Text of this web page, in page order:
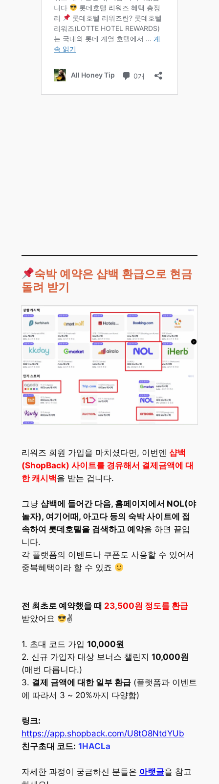
숙박 예약은 샵백 환급으로 현금
돌려 받기
리워즈 회원 가입을 마치셨다면, 이번엔 샵백
(ShopBack) 사이트를 경유해서 결제금액에 대
한 캐시백을 받는 겁니다.
그냥 샵백에 들어간 다음, 홈페이지에서 NOL(야
놀자), 여기어때, 아고다 등의 숙박 사이트에 접
속하여 롯데호텔을 검색하고 예약을 하면 끝입
니다.
각 플랫폼의 이벤트나 쿠폰도 사용할 수 있어서
중복혜택이라 할 수 있죠
전 최초로 예약했을 때 23,500원 정도를 환급
받았어요
✌
1. 초대 코드 가입 10,000원
2. 신규 가입자 대상 보너스 챌린지 10,000원
(매번 다릅니다.)
3. 결제 금액에 대한 일부 환급(플랫폼과 이벤트
에 따라서 3 ~ 20%까지 다양함)
링크:
https://app.shopback.com/U8tO8NtdYUb
친구초대 코드: 1HACLa
자세한 과정이 궁금하신 분들은 아랫글을 참고